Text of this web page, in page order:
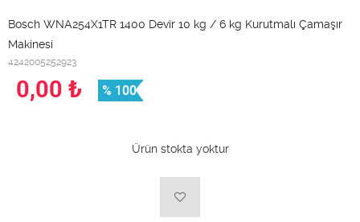
Bosch WNA254X1TR 1400 Devir 10 kg / 6 kg Kurutmalı Çamaşır
Makinesi
4242005252923
0,00 ₺ % 100
Ürün stokta yoktur